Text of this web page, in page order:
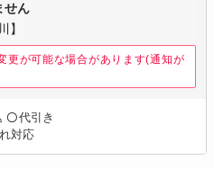
せん
】
更が可能な場合があります(通知が
〇代引き
対応